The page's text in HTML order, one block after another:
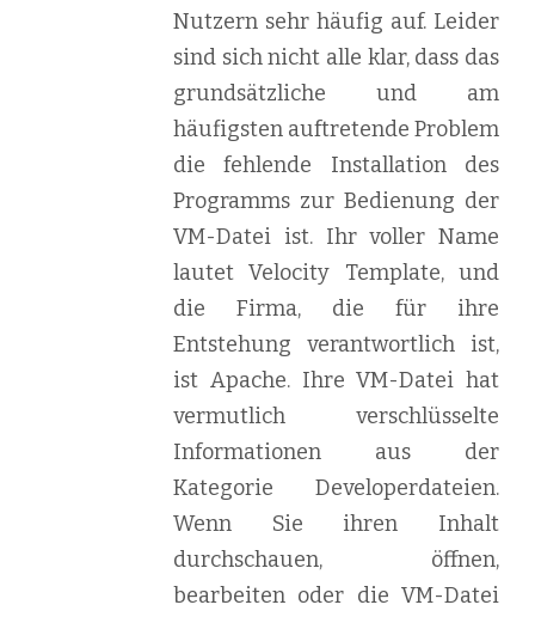
Nutzern sehr häufig auf. Leider
sind sich nicht alle klar, dass das
grundsätzliche und am
häufigsten auftretende Problem
die fehlende Installation des
Programms zur Bedienung der
VM-Datei ist. Ihr voller Name
lautet Velocity Template, und
die Firma, die für ihre
Entstehung verantwortlich ist,
ist Apache. Ihre VM-Datei hat
vermutlich verschlüsselte
Informationen aus der
Kategorie Developerdateien.
Wenn Sie ihren Inhalt
durchschauen, öffnen,
bearbeiten oder die VM-Datei